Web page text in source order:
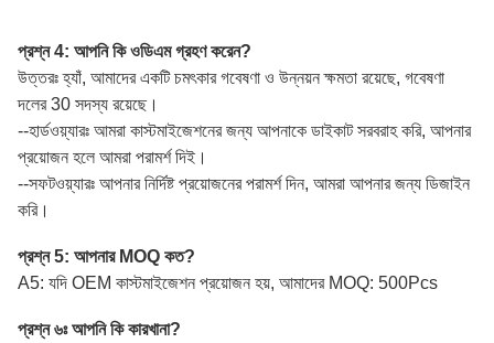
প্রশ্ন 4: আপনি কি ওডিএম গ্রহণ করেন?
উত্তরঃ হ্যাঁ, আমাদের একটি চমৎকার গবেষণা ও উন্নয়ন ক্ষমতা রয়েছে, গবেষণা
দলের 30 সদস্য রয়েছে।
--হার্ডওয়্যারঃ আমরা কাস্টমাইজেশনের জন্য আপনাকে ডাইকাট সরবরাহ করি, আপনার
প্রয়োজন হলে আমরা পরামর্শ দিই।
--সফটওয়্যারঃ আপনার নির্দিষ্ট প্রয়োজনের পরামর্শ দিন, আমরা আপনার জন্য ডিজাইন
করি।
প্রশ্ন 5: আপনার MOQ কত?
A5: যদি OEM কাস্টমাইজেশন প্রয়োজন হয়, আমাদের MOQ: 500Pcs
প্রশ্ন ৬ঃ আপনি কি কারখানা?